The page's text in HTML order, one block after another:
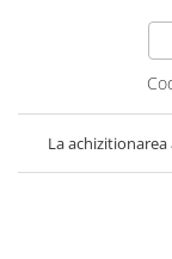
Vezi toate
La